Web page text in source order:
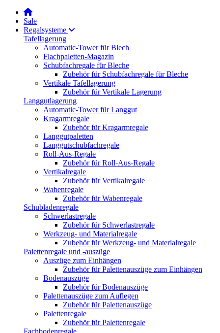
Sale
Regalsysteme
Tafellagerung
Automatic-Tower für Blech
Flachpaletten-Magazin
Schubfachregale für Bleche
Zubehör für Schubfachregale für Bleche
Vertikale Tafellagerung
Zubehör für Vertikale Lagerung
Langgutlagerung
Automatic-Tower für Langgut
Kragarmregale
Zubehör für Kragarmregale
Langgutpaletten
Langgutschubfachregale
Roll-Aus-Regale
Zubehör für Roll-Aus-Regale
Vertikalregale
Zubehör für Vertikalregale
Wabenregale
Zubehör für Wabenregale
Schubladenregale
Schwerlastregale
Zubehör für Schwerlastregale
Werkzeug- und Materialregale
Zubehör für Werkzeug- und Materialregale
Palettenregale und -auszüge
Auszüge zum Einhängen
Zubehör für Palettenauszüge zum Einhängen
Bodenauszüge
Zubehör für Bodenauszüge
Palettenauszüge zum Auflegen
Zubehör für Palettenauszüge
Palettenregale
Zubehör für Palettenregale
Fachbodenregale